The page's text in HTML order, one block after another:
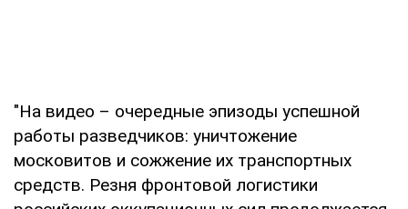
"На видео – очередные эпизоды успешной
работы разведчиков: уничтожение
московитов и сожжение их транспортных
средств. Резня фронтовой логистики